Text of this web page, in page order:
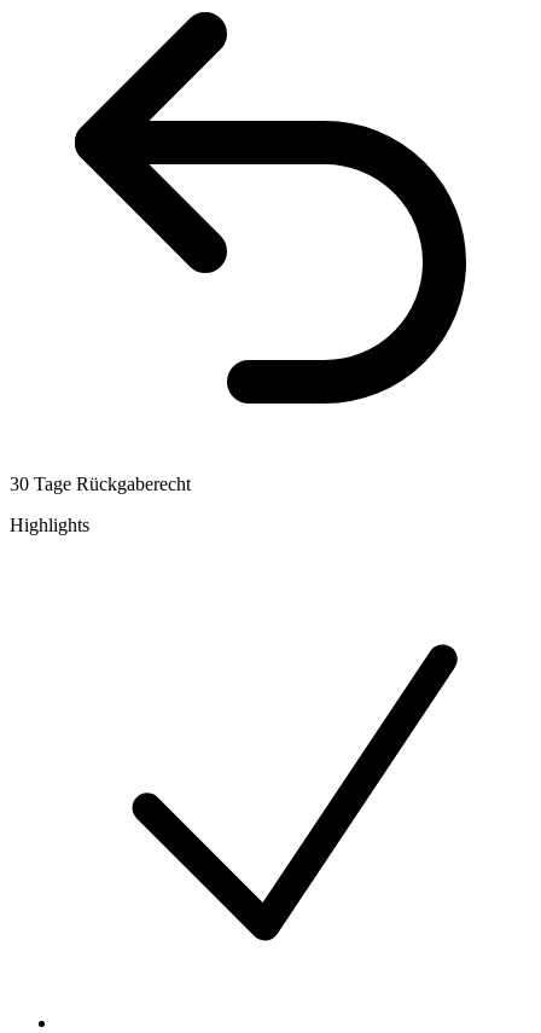
30 Tage Rückgaberecht
Highlights